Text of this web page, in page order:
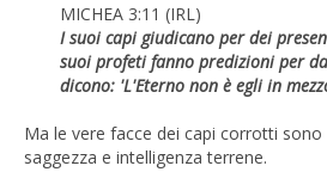
MICHEA 3:11 (IRL)
I suoi capi giudicano per dei
suoi profeti fanno predizioni per
dicono: 'L'Eterno non è egli in
Ma le vere facce dei capi corrotti
saggezza e intelligenza terrene.